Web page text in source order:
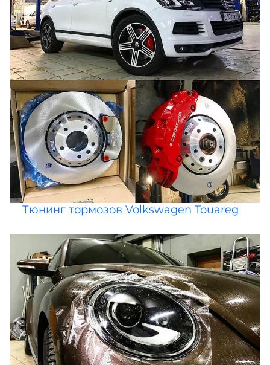
Тюнинг тормозов Volkswagen Touareg